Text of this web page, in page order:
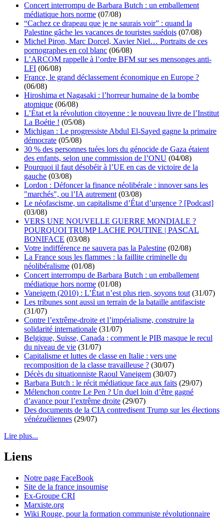
Concert interrompu de Barbara Butch : un emballement
médiatique hors norme (07/08)
“Cachez ce drapeau que je ne saurais voir” : quand la
Palestine gâche les vacances de touristes suédois (07/08)
Michel Piron, Marc Dorcel, Xavier Niel… Portraits de ces
pornographes en col blanc (06/08)
L’ARCOM rappelle à l’ordre BFM sur ses mensonges anti-
LFI (06/08)
France, le grand déclassement économique en Europe ?
(06/08)
Hiroshima et Nagasaki : l’horreur humaine de la bombe
atomique (06/08)
L’État et la révolution citoyenne : le nouveau livre de l’Institut
La Boétie ! (05/08)
Michigan : Le progressiste Abdul El-Sayed gagne la primaire
démocrate (05/08)
30 % des personnes tuées lors du génocide de Gaza étaient
des enfants, selon une commission de l’ONU (04/08)
Pourquoi il faut désobéir à l’UE en cas de victoire de la
gauche (03/08)
Lordon : Défoncer la finance néolibérale : innover sans les
"marchés", ou l’IA autrement (03/08)
Le néofascisme, un capitalisme d’État d’urgence ? [Podcast]
(03/08)
VERS UNE NOUVELLE GUERRE MONDIALE ?
POURQUOI TRUMP LACHE POUTINE | PASCAL
BONIFACE (03/08)
Votre indifférence ne sauvera pas la Palestine (02/08)
La France sous les flammes : la faillite criminelle du
néolibéralisme (01/08)
Concert interrompu de Barbara Butch : un emballement
médiatique hors norme (01/08)
Vaneigem (2010) : L’État n’est plus rien, soyons tout (31/07)
Les tribunes sont aussi un terrain de la bataille antifasciste
(31/07)
Contre l’extrême-droite et l’impérialisme, construire la
solidarité internationale (31/07)
Belgique, Suisse, Canada : comment le PIB masque le recul
du niveau de vie (31/07)
Capitalisme et luttes de classe en Italie : vers une
recomposition de la classe travailleuse ? (30/07)
Décès du situationniste Raoul Vaneigem (30/07)
Barbara Butch : le récit médiatique face aux faits (29/07)
Mélenchon contre Le Pen ? Un duel loin d’être gagné
d’avance pour l’extrême droite (29/07)
Des documents de la CIA contredisent Trump sur les élections
vénézuéliennes (29/07)
Lire plus...
Liens
Notre page FaceBook
Site de la france insoumise
Ex-Groupe CRI
Marxiste.org
Wiki Rouge, pour la formation communiste révolutionnaire